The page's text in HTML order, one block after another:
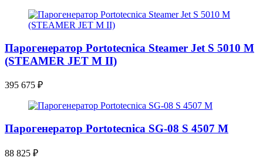
Парогенератор Portotecnica Steamer Jet S 5010 M
(STEAMER JET M II)
395 675 ₽
Парогенератор Portotecnica SG-08 S 4507 M
88 825 ₽